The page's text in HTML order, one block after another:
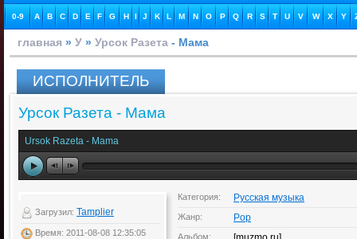
0-9 A B C D E F G H I J K L M N O P Q R S T U V W X Y
главная » У » Урсок Разета - Мама
ИСПОЛНИТЕЛЬ
Урсок Разета - Мама
Ursok Razeta - Mama
Загрузил: Tamplier
Время: 2011-08-08 12:35:05
Категория: Русская музыка
Жанр: Pop
Альбом: